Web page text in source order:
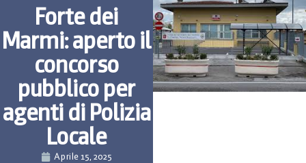
Forte dei
Marmi: aperto il
concorso
pubblico per
agenti di Polizia
Locale
Aprile 15, 2025